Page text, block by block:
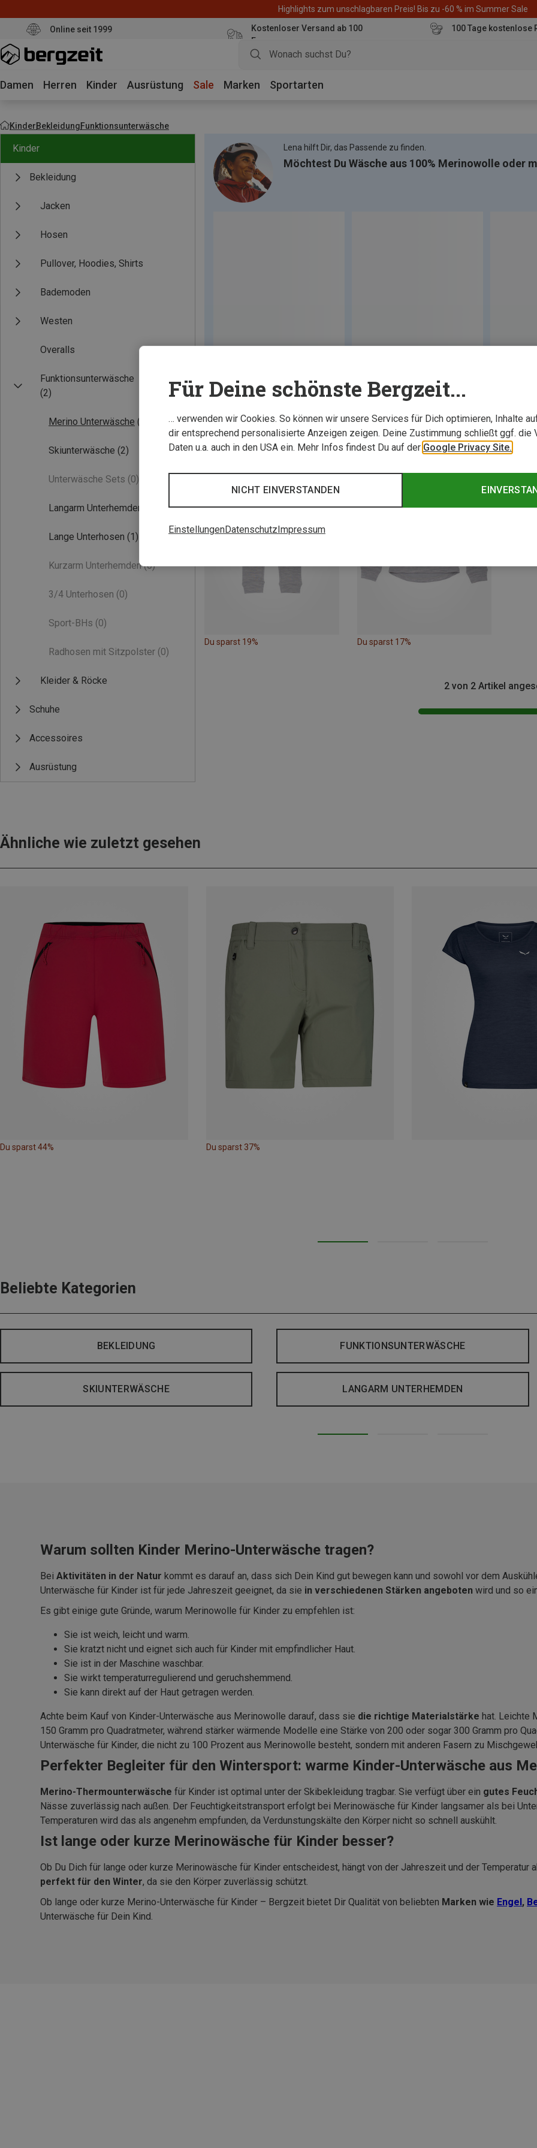
Highlights zum unschlagbaren Preis! Bis zu -60 % im Summer Sale
Online seit 1999
Kostenloser Versand ab 100
Euro
100 Tage kostenlose
Damen Herren Kinder Ausrüstung Sale Marken Sportarten
KinderBekleidungFunktionsunterwäsche
Kinder
Bekleidung
Jacken
Hosen
Pullover, Hoodies, Shirts
Bademoden
Westen
Overalls
Funktionsunterwäsche
(2)
Merino Unterwäsche (2)
Skiunterwäsche (2)
Unterwäsche Sets (0)
Langarm Unterhemden
Lange Unterhosen (1)
Kurzarm Unterhemden (0)
3/4 Unterhosen (0)
Sport-BHs (0)
Radhosen mit Sitzpolster (0)
Kleider & Röcke
Schuhe
Accessoires
Ausrüstung
Lena hilft Dir, das Passende zu finden.
Möchtest Du Wäsche aus 100% Merinowolle oder
Du sparst 19% Du sparst 17%
2 von 2 Artikel
Ähnliche wie zuletzt gesehen
Du sparst 44% Du sparst 37%
Beliebte Kategorien
BEKLEIDUNG FUNKTIONSUNTERWÄSCHE
SKIUNTERWÄSCHE LANGARM UNTERHEMDEN
Warum sollten Kinder Merino-Unterwäsche tragen?
Bei Aktivitäten in der Natur kommt es darauf an, dass sich Dein Kind gut bewegen kann und sowohl vor dem
Unterwäsche für Kinder ist für jede Jahreszeit geeignet, da sie in verschiedenen Stärken angeboten wird und so
Es gibt einige gute Gründe, warum Merinowolle für Kinder zu empfehlen ist:
Sie ist weich, leicht und warm.
Sie kratzt nicht und eignet sich auch für Kinder mit empfindlicher Haut.
Sie ist in der Maschine waschbar.
Sie wirkt temperaturregulierend und geruchshemmend.
Sie kann direkt auf der Haut getragen werden.
Achte beim Kauf von Kinder-Unterwäsche aus Merinowolle darauf, dass sie die richtige Materialstärke hat. Leichte
150 Gramm pro Quadratmeter, während stärker wärmende Modelle eine Stärke von 200 oder sogar 300 Gramm pro
Unterwäsche für Kinder, die nicht zu 100 Prozent aus Merinowolle besteht, sondern mit anderen Fasern zu
Perfekter Begleiter für den Wintersport: warme Kinder-Unterwäsche aus
Merino-Thermounterwäsche für Kinder ist optimal unter der Skibekleidung tragbar. Sie verfügt über ein gutes
Nässe zuverlässig nach außen. Der Feuchtigkeitstransport erfolgt bei Merinowäsche für Kinder langsamer als bei
Temperaturen wird das als angenehm empfunden, da Verdunstungskälte den Körper nicht so schnell auskühlt.
Ist lange oder kurze Merinowäsche für Kinder besser?
Ob Du Dich für lange oder kurze Merinowäsche für Kinder entscheidest, hängt von der Jahreszeit und der Temperatur
perfekt für den Winter, da sie den Körper zuverlässig schützt.
Ob lange oder kurze Merino-Unterwäsche für Kinder – Bergzeit bietet Dir Qualität von beliebten Marken wie Engel ,
Unterwäsche für Dein Kind.
Für Deine schönste Bergzeit...
… verwenden wir Cookies. So können wir unsere Services für Dich optimieren, Inhalte
dir entsprechend personalisierte Anzeigen zeigen. Deine Zustimmung schließt ggf. die
Daten u.a. auch in den USA ein. Mehr Infos findest Du auf der Google Privacy Site.
NICHT EINVERSTANDEN
EinstellungenDatenschutzImpressum